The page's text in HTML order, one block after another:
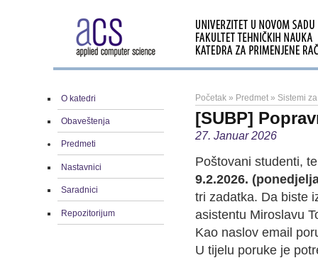
O katedri
Obaveštenja
Predmeti
Nastavnici
Saradnici
Repozitorijum
Početak » Predmet » Sistemi
[SUBP]
27. Januar 2026
Poštovani studenti,
9.2.2026.
tri zadatka. Da biste
asistentu Miroslavu
Kao naslov email
U tijelu poruke je